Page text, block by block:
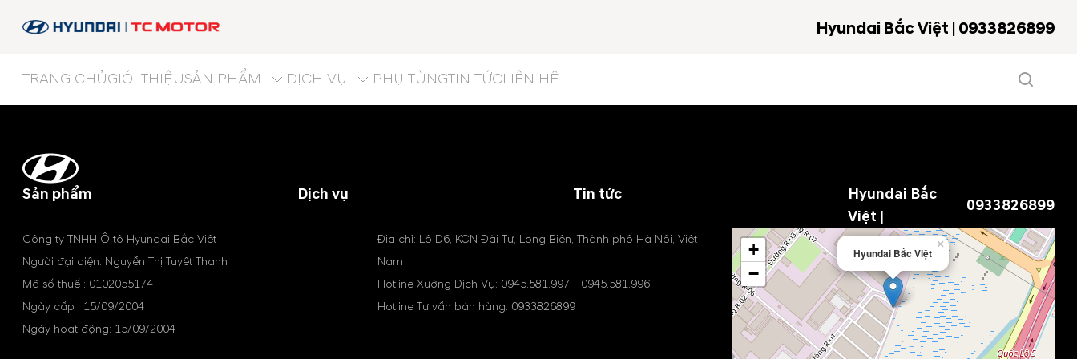
Hyundai Bắc Việt | 0933826899
TRANG CHỦGIỚI THIỆUSẢN PHẨM DỊCH VỤ PHỤ TÙNGTIN TỨCLIÊN HỆ
Sản phẩm Dịch vụ Tin tức
Hyundai Bắc
Việt |
0933826899
Công ty TNHH Ô tô Hyundai Bắc Việt
Người đại diện: Nguyễn Thị Tuyết Thanh
Mã số thuế : 0102055174
Ngày cấp : 15/09/2004
Ngày hoạt động: 15/09/2004
Địa chỉ: Lô D6, KCN Đài Tư, Long Biên, Thành phố Hà Nội, Việt
Nam
Hotline Xưởng Dịch Vụ: 0945.581.997 - 0945.581.996
Hotline Tư vấn bán hàng: 0933826899
Hyundai Bắc Việt
×
+
−